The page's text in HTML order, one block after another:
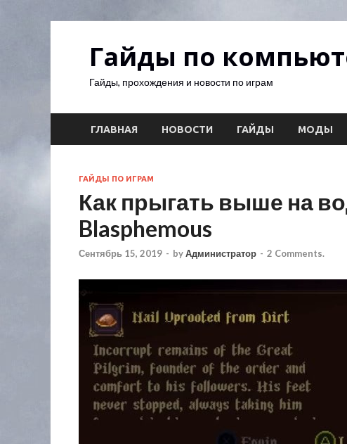
Гайды по
Гайды, прохождения и новости по играм
ГЛАВНАЯ НОВОСТИ ГАЙДЫ МОДЫ
ГАЙДЫ ПО ИГРАМ
Как прыгать выше на
Blasphemous
Сентябрь 15, 2019 - byАдминистратор - 2 Comments.